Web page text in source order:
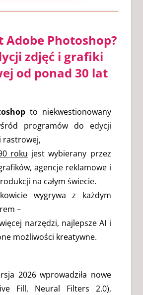
Adobe Photoshop?
zdjęć i grafiki
od ponad 30 lat
to niekwestionowany
programów do edycji
rastrowej,
roku jest wybierany przez
agencje reklamowe i
na całym świecie.
wygrywa z każdym
–
narzędzi, najlepsze AI i
możliwości kreatywne.
2026 wprowadziła nowe
Fill, Neural Filters 2.0),